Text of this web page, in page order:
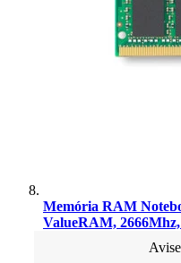
Memória RAM
ValueRAM,